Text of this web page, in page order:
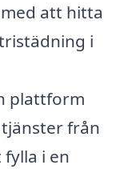
att hitta
i
plattform
från
i en